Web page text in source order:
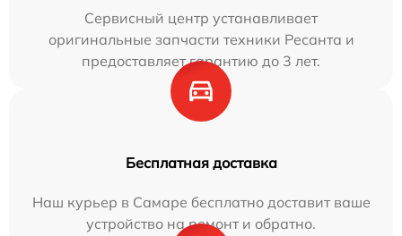
Сервисный центр устанавливает
оригинальные запчасти техники Ресанта и
предоставляет гарантию до 3 лет.
Бесплатная доставка
Наш курьер в Самаре бесплатно доставит ваше
устройство на ремонт и обратно.